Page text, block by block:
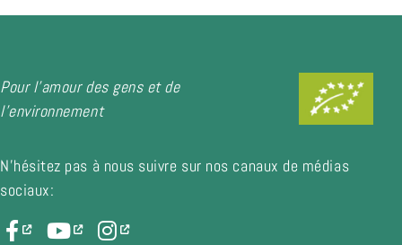
Pour l'amour des gens et de
l'environnement
N'hésitez pas à nous suivre sur nos canaux de médias
sociaux: